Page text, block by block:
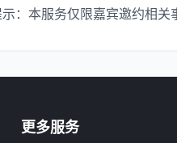
：本服务仅限嘉宾邀约相关
更多服务